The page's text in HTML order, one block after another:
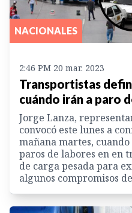
NACIONALES
2:46 PM 20 mar. 2023
Transportistas
cuándo irán a paro
Jorge Lanza,
convocó este lunes a
mañana martes,
paros de labores en en
de carga pesada para
algunos compromisos